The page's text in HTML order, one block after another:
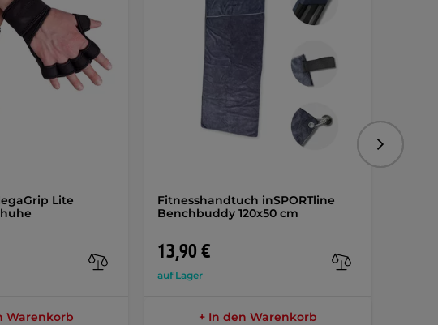
Lite
Warenkorb
Fitnesshandtuch inSPORTline
Benchbuddy 120x50 cm
13,90 €
auf Lager
+ In den Warenkorb
Folgend